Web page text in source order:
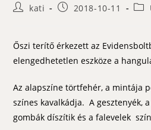
Postkati
Post2018-10-11
Post
Őszi terítő érkezett az
elengedhetetlen eszköze a
Az alapszíne törtfehér, a mintája
színes kavalkádja. A gesztenyék,
gombák díszítik és a falevelek